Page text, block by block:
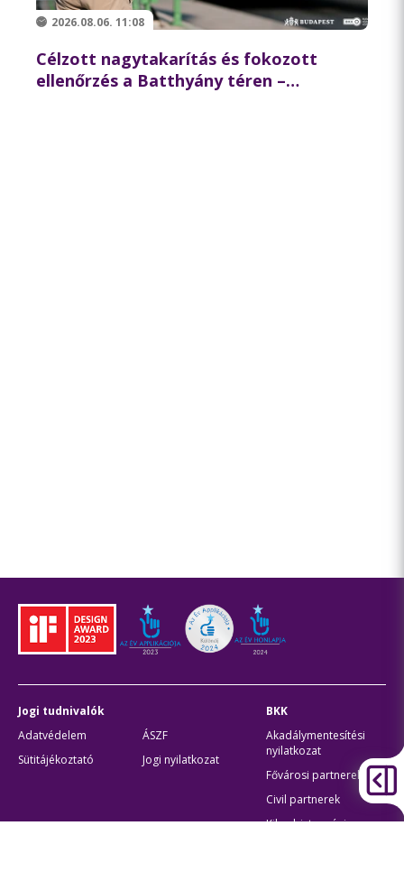
2026.08.06. 11:08
Célzott nagytakarítás és fokozott
ellenőrzés a Batthyány téren –
Jogi tudnivalók
Adatvédelem
ÁSZF
Sütitájékoztató
Jogi nyilatkozat
BKK
Akadálymentesítési
nyilatkozat
Fővárosi partnerek
Civil partnerek
Kiberbiztonsági